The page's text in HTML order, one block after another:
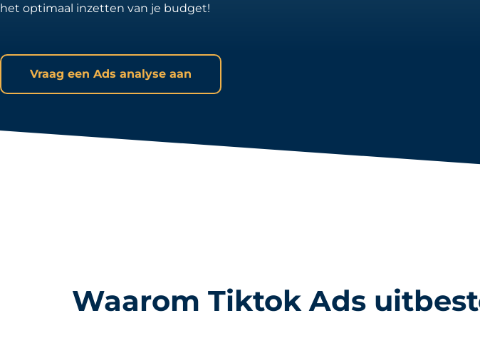
het optimaal inzetten van je budget!
Vraag een Ads analyse aan
Waarom Tiktok Ads